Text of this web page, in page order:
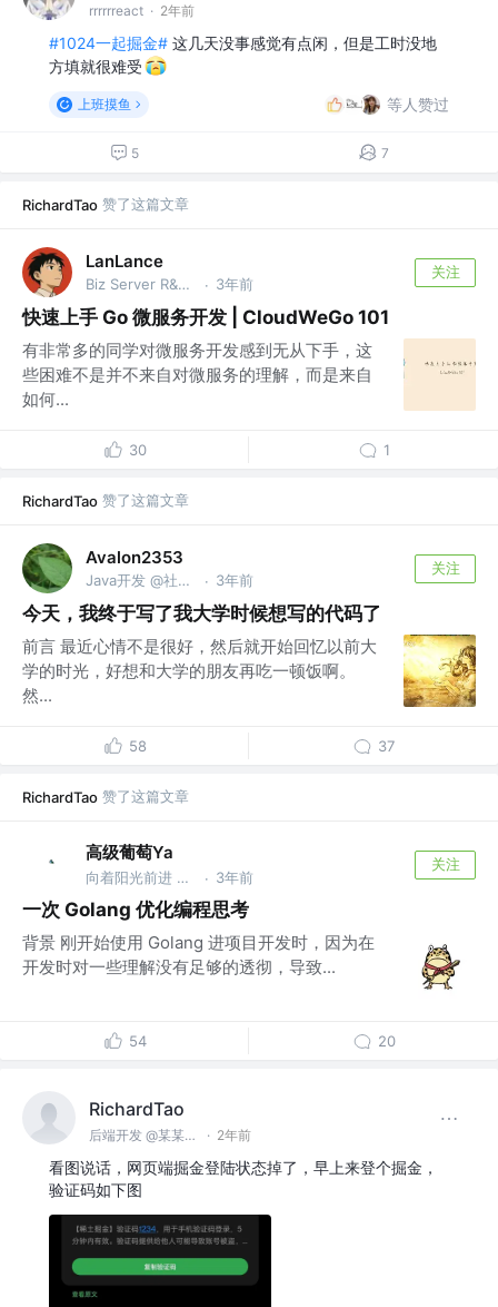
rrrrrreact · 2年前
#1024一起掘金# 这几天没事感觉有点闲，但是工时没地
方填就很难受
上班摸鱼 等人赞过
5 7
RichardTao 赞了这篇文章
LanLance
Biz Server R&D @美团，Ex 字节跳动、MeshyAI · 3年前
关注
快速上手 Go 微服务开发 | CloudWeGo 101
有非常多的同学对微服务开发感到无从下手，这
些困难不是并不来自对微服务的理解，而是来自
如何...
30 1
RichardTao 赞了这篇文章
Avalon2353
Java开发 @社会大学 · 3年前
关注
今天，我终于写了我大学时候想写的代码了
前言 最近心情不是很好，然后就开始回忆以前大
学的时光，好想和大学的朋友再吃一顿饭啊。
然...
58 37
RichardTao 赞了这篇文章
高级葡萄Ya
向着阳光前进 @个人公司 · 3年前
关注
一次 Golang 优化编程思考
背景 刚开始使用 Golang 进项目开发时，因为在
开发时对一些理解没有足够的透彻，导致...
54 20
RichardTao
后端开发 @某某科技公司 · 2年前
看图说话，网页端掘金登陆状态掉了，早上来登个掘金，
验证码如下图